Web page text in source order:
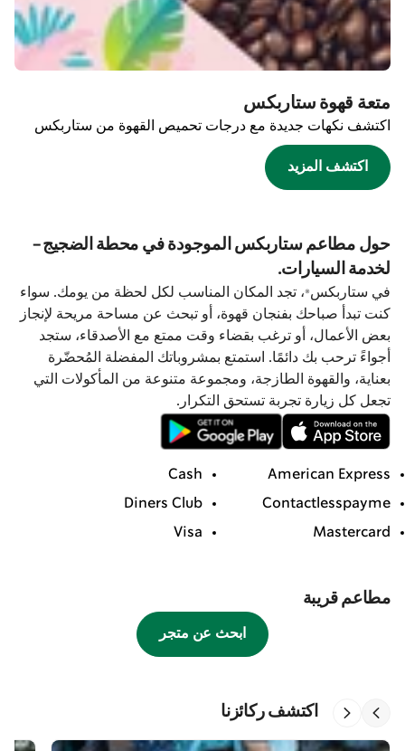
متعة قهوة ستاربكس
اكتشف نكهات جديدة مع درجات تحميص القهوة من ستاربكس
اكتشف المزيد
حول مطاعم ستاربكس الموجودة في محطة الضجيج-
لخدمة السيارات.
في ستاربكس®، تجد المكان المناسب لكل لحظة من يومك. سواء
كنت تبدأ صباحك بفنجان قهوة، أو تبحث عن مساحة مريحة لإنجاز
بعض الأعمال، أو ترغب بقضاء وقت ممتع مع الأصدقاء، ستجد
أجواءً ترحب بك دائمًا. استمتع بمشروباتك المفضلة المُحضّرة
بعناية، والقهوة الطازجة، ومجموعة متنوعة من المأكولات التي
تجعل كل زيارة تجربة تستحق التكرار.
American Express
Cash
Contactlesspayme
Diners Club
Mastercard
Visa
مطاعم قريبة
ابحث عن متجر
اكتشف ركائزنا